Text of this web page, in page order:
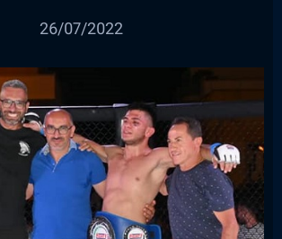
26/07/2022